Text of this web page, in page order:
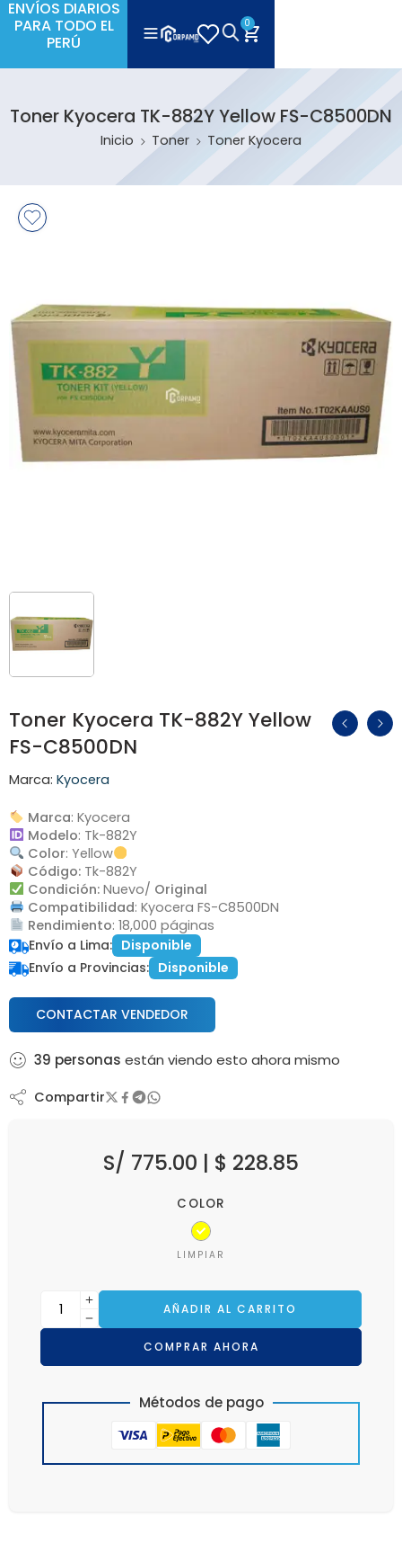
ENVÍOS DIARIOS
PARA TODO EL
PERÚ
0
Toner Kyocera TK-882Y Yellow FS-C8500DN
Inicio Toner Toner Kyocera
Toner Kyocera TK-882Y Yellow
FS-C8500DN
Marca: Kyocera
Marca: Kyocera
Modelo: Tk-882Y
Color: Yellow
Código:Tk-882Y
Condición: Nuevo/ Original
Compatibilidad: Kyocera FS-C8500DN
Rendimiento: 18,000 páginas
Envío a Lima: Disponible
Envío a Provincias: Disponible
CONTACTAR VENDEDOR
39 personas están viendo esto ahora mismo
Compartir
S/ 775.00 | $ 228.85
COLOR
LIMPIAR
AÑADIR AL CARRITO
COMPRAR AHORA
Métodos de pago